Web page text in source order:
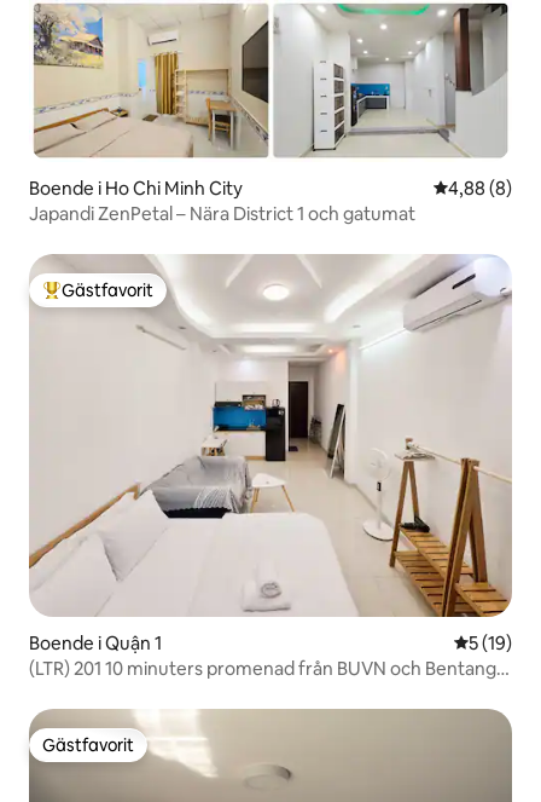
Boende i Ho Chi Minh City 4,88 av 5 i
4,88 (8)
Japandi ZenPetal – Nära District 1 och gatumat
Populär gästfavorit
Gästfavorit
Boende i Quận 1 5 av 5 i
5 (19)
(LTR) 201 10 minuters promenad från BUVN och Bentang
Gästfavorit
Gästfavorit